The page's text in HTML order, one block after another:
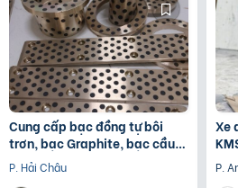
Cung cấp bạc đồng tự bôi
trơn, bạc Graphite, bạc cầu
tự lựa, bạc thép tự bôi trơn
P. Hải Châu
Xe
P.